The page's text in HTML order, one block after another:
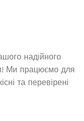
надійного
Ми працюємо для
та перевірені